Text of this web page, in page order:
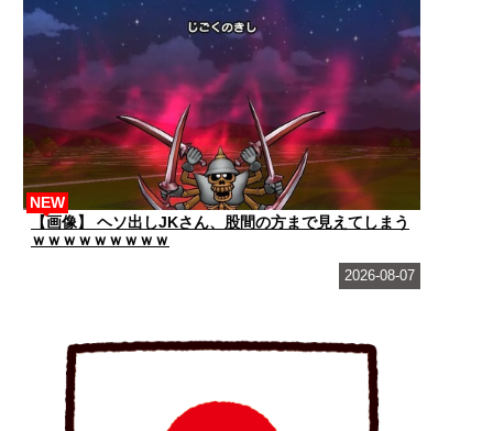
【画像】 ヘソ出しJKさん、股間の方まで見えてしまう
ｗｗｗｗｗｗｗｗｗ
NEW
2026-08-07